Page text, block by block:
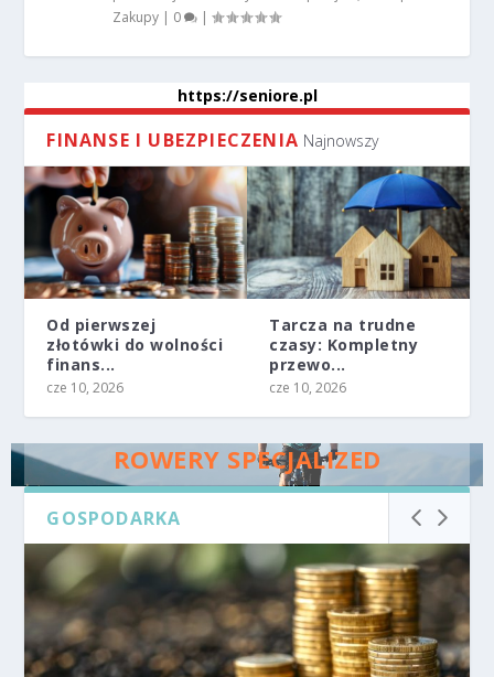
Zakupy | 0 |
https://seniore.pl
FINANSE I UBEZPIECZENIA Najnowszy
Od pierwszej
złotówki do wolności
finans...
cze 10, 2026
Tarcza na trudne
czasy: Kompletny
przewo...
cze 10, 2026
ROWERY SPECJALIZED
GOSPODARKA